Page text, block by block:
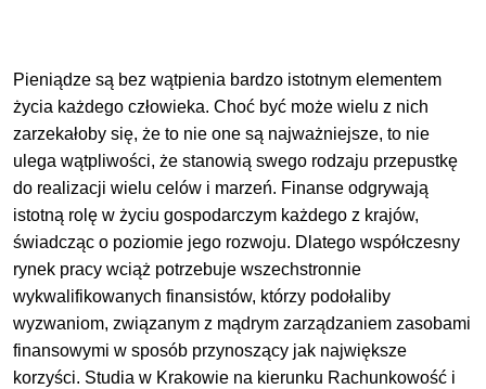
Pieniądze są bez wątpienia bardzo istotnym elementem
życia każdego człowieka. Choć być może wielu z nich
zarzekałoby się, że to nie one są najważniejsze, to nie
ulega wątpliwości, że stanowią swego rodzaju przepustkę
do realizacji wielu celów i marzeń. Finanse odgrywają
istotną rolę w życiu gospodarczym każdego z krajów,
świadcząc o poziomie jego rozwoju. Dlatego współczesny
rynek pracy wciąż potrzebuje wszechstronnie
wykwalifikowanych finansistów, którzy podołaliby
wyzwaniom, związanym z mądrym zarządzaniem zasobami
finansowymi w sposób przynoszący jak największe
korzyści. Studia w Krakowie na kierunku Rachunkowość i